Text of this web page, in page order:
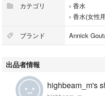
カテゴリ
› 香水
› 香水(女性
ブランド Annick
出品者情報
highbeam_m's